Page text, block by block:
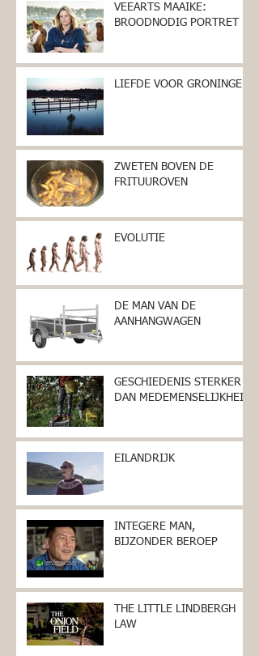
VEEARTS MAAIKE:
BROODNODIG PORTRET
LIEFDE VOOR GRONINGEN
ZWETEN BOVEN DE
FRITUUROVEN
EVOLUTIE
DE MAN VAN DE
AANHANGWAGEN
GESCHIEDENIS STERKER
DAN MEDEMENSELIJKHEID
EILANDRIJK
INTEGERE MAN,
BIJZONDER BEROEP
THE LITTLE LINDBERGH
LAW